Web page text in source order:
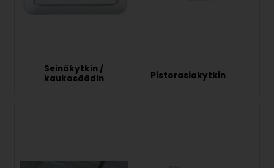
Seinäkytkin /
kaukosäädin
Pistorasiakytkin